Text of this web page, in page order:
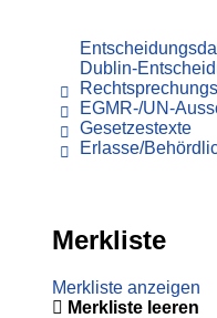
Dublin-
EGMR-/UN-
Gesetzestexte
Erlasse/
Merkliste
Merkliste anzeigen
Merkliste leeren